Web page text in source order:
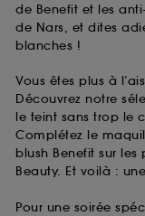
de Benefit et les
de Nars, et dites
blanches !
Vous êtes plus à
Découvrez notre
le teint sans trop le
Complétez le
blush Benefit sur
Beauty. Et voilà :
Pour une soirée